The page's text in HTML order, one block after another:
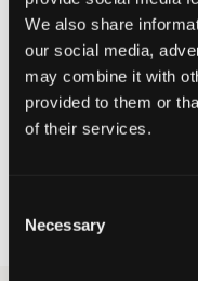
We also share
our social media,
may combine it with
provided to them or
of their services.
Selection
Necessary
Te klein
KIES
Gratis verzending vanaf
Recht op herroeping